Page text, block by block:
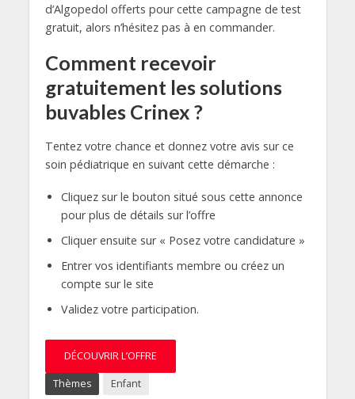
d’Algopedol offerts pour cette campagne de test
gratuit, alors n’hésitez pas à en commander.
Comment recevoir
gratuitement les solutions
buvables Crinex ?
Tentez votre chance et donnez votre avis sur ce
soin pédiatrique en suivant cette démarche :
Cliquez sur le bouton situé sous cette annonce
pour plus de détails sur l’offre
Cliquer ensuite sur « Posez votre candidature »
Entrer vos identifiants membre ou créez un
compte sur le site
Validez votre participation.
DÉCOUVRIR L’OFFRE
Thèmes Enfant